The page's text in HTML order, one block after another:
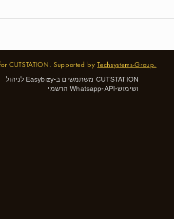
CUTSTATION. Supported byTechsystems-Group.
CUTSTATION משתמשים ב- Easybizy לניהול
ושימוש-Whatsapp-API הרשמי